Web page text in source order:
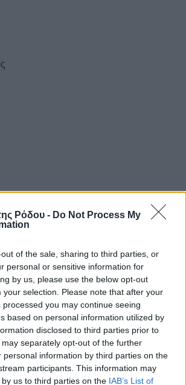
Ρόδου - Do Not Process My
of the sale, sharing to third parties, or
personal or sensitive information for
by us, please use the below opt-out
your selection. Please note that after your
you may continue seeing
based on personal information utilized by
disclosed to third parties prior to
separately opt-out of the further
personal information by third parties on the
participants. This information may
us to third parties on the IAB’s List of